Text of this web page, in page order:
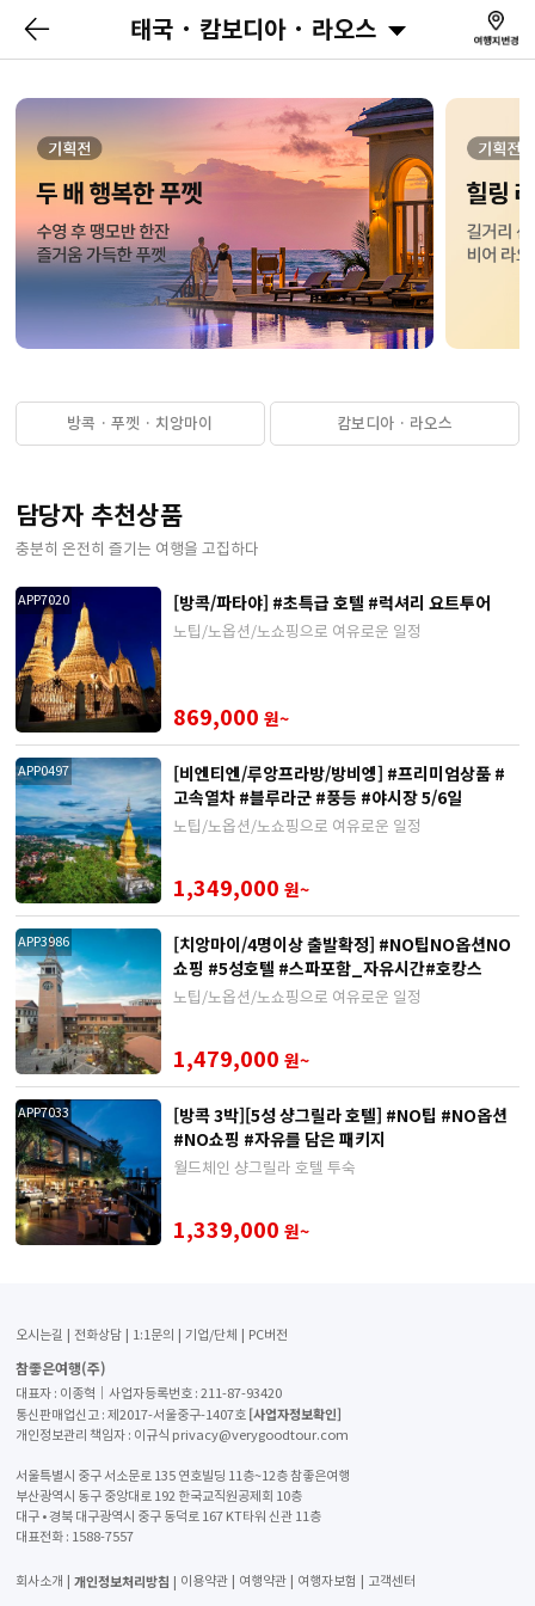
태국 · 캄보디아 · 라오스
방콕 · 푸껫 · 치앙마이 캄보디아 · 라오스
담당자 추천상품
충분히 온전히 즐기는 여행을 고집하다
APP7020 [방콕/파타야] #초특급 호텔 #럭셔리 요트투어
노팁/노옵션/노쇼핑으로 여유로운 일정
869,000 원~
APP0497
[비엔티엔/루앙프라방/방비엥] #프리미엄상품 #
고속열차 #블루라군 #풍등 #야시장 5/6일
노팁/노옵션/노쇼핑으로 여유로운 일정
1,349,000 원~
APP3986
[치앙마이/4명이상 출발확정] #NO팁NO옵션NO
쇼핑 #5성호텔 #스파포함_자유시간#호캉스
노팁/노옵션/노쇼핑으로 여유로운 일정
1,479,000 원~
APP7033
[방콕 3박][5성 샹그릴라 호텔] #NO팁 #NO옵션
#NO쇼핑 #자유를 담은 패키지
월드체인 샹그릴라 호텔 투숙
1,339,000 원~
오시는길 전화상담 1:1문의 기업/단체 PC버전
참좋은여행(주)
대표자 : 이종혁│사업자등록번호 : 211-87-93420
통신판매업신고 : 제2017-서울중구-1407호 [사업자정보확인]
개인정보관리 책임자 : 이규식 privacy@verygoodtour.com
서울특별시 중구 서소문로 135 연호빌딩 11층~12층 참좋은여행
부산광역시 동구 중앙대로 192 한국교직원공제회 10층
대구 • 경북 대구광역시 중구 동덕로 167 KT타워 신관 11층
대표전화 : 1588-7557
회사소개 개인정보처리방침 이용약관 여행약관 여행자보험 고객센터